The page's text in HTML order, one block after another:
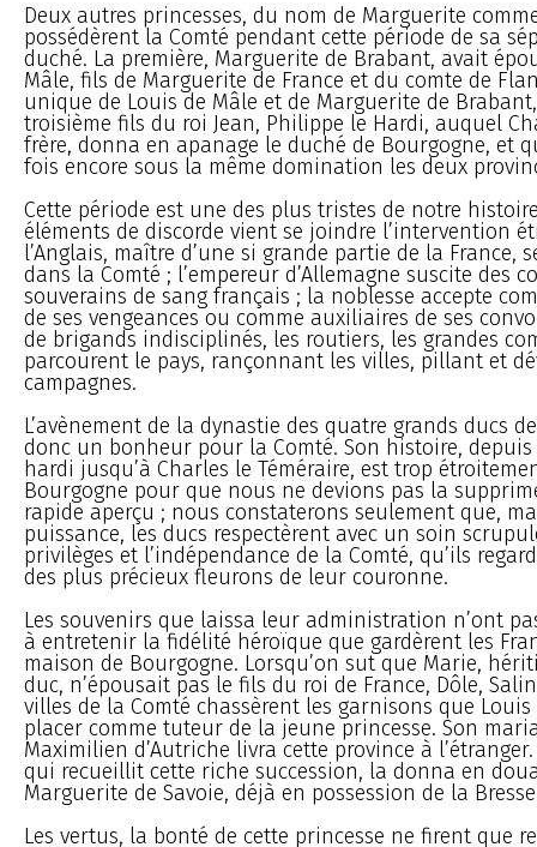
Deux autres princesses, du nom de Marguerite
possédèrent la Comté pendant cette période de sa
duché. La première, Marguerite de Brabant, avait
Mâle, fils de Marguerite de France et du comte de
unique de Louis de Mâle et de Marguerite de
troisième fils du roi Jean, Philippe le Hardi, auquel
frère, donna en apanage le duché de Bourgogne, et
fois encore sous la même domination les deux
Cette période est une des plus tristes de notre
éléments de discorde vient se joindre l’intervention
l’Anglais, maître d’une si grande partie de la France,
dans la Comté ; l’empereur d’Allemagne suscite des
souverains de sang français ; la noblesse accepte
de ses vengeances ou comme auxiliaires de ses
de brigands indisciplinés, les routiers, les grandes
parcourent le pays, rançonnant les villes, pillant et
campagnes.
L’avènement de la dynastie des quatre grands ducs
donc un bonheur pour la Comté. Son histoire,
hardi jusqu’à Charles le Téméraire, est trop
Bourgogne pour que nous ne devions pas la
rapide aperçu ; nous constaterons seulement que,
puissance, les ducs respectèrent avec un soin
privilèges et l’indépendance de la Comté, qu’ils
des plus précieux fleurons de leur couronne.
Les souvenirs que laissa leur administration n’ont
à entretenir la fidélité héroïque que gardèrent les
maison de Bourgogne. Lorsqu’on sut que Marie,
duc, n’épousait pas le fils du roi de France, Dôle,
villes de la Comté chassèrent les garnisons que
placer comme tuteur de la jeune princesse. Son
Maximilien d’Autriche livra cette province à
qui recueillit cette riche succession, la donna en
Marguerite de Savoie, déjà en possession de la
Les vertus, la bonté de cette princesse ne firent que